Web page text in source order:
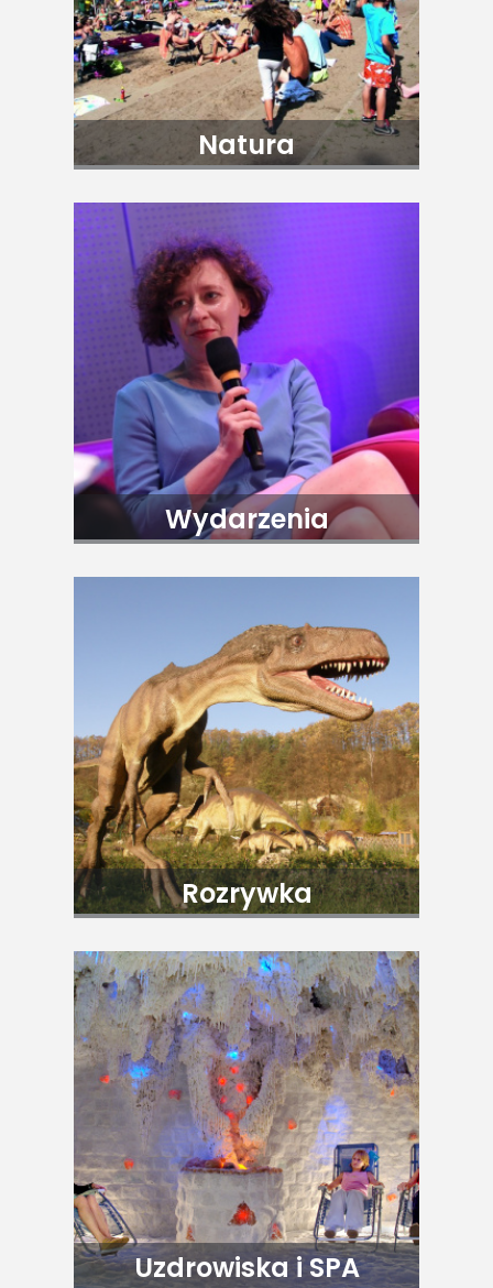
Natura
Wydarzenia
Rozrywka
Uzdrowiska i SPA